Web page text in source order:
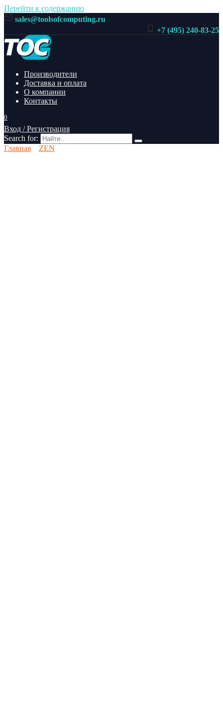
Перейти к содержанию
sales@toolsofcomputing.ru
+7 (495) 240-83-25
Производители
Доставка и оплата
О компании
Контакты
0
Вход / Регистрация
Search for:
Главная
ZEN